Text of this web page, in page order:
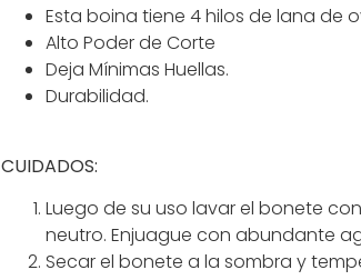
Esta boina tiene 4 hilos de lana de
Alto Poder de Corte
Deja Mínimas Huellas.
Durabilidad.
CUIDADOS:
Luego de su uso lavar el bonete
neutro. Enjuague con abundante
Secar el bonete a la sombra y